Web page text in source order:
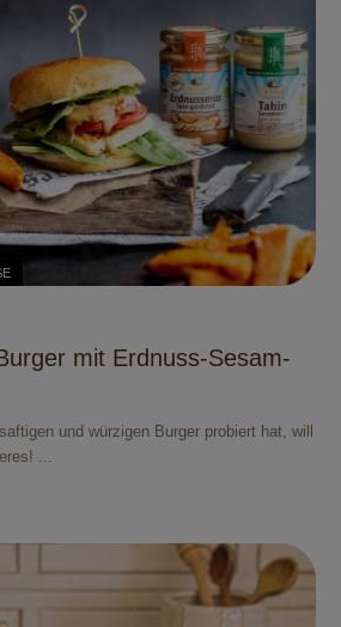
mit Erdnuss-Sesam-
und würzigen Burger probiert hat, will
...